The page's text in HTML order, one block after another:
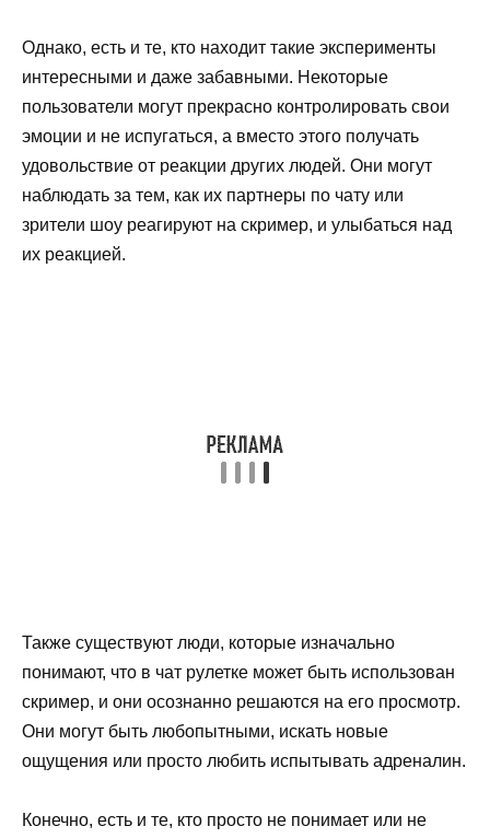
Однако, есть и те, кто находит такие эксперименты
интересными и даже забавными. Некоторые
пользователи могут прекрасно контролировать свои
эмоции и не испугаться, а вместо этого получать
удовольствие от реакции других людей. Они могут
наблюдать за тем, как их партнеры по чату или
зрители шоу реагируют на скример, и улыбаться над
их реакцией.
Также существуют люди, которые изначально
понимают, что в чат рулетке может быть использован
скример, и они осознанно решаются на его просмотр.
Они могут быть любопытными, искать новые
ощущения или просто любить испытывать адреналин.
Конечно, есть и те, кто просто не понимает или не